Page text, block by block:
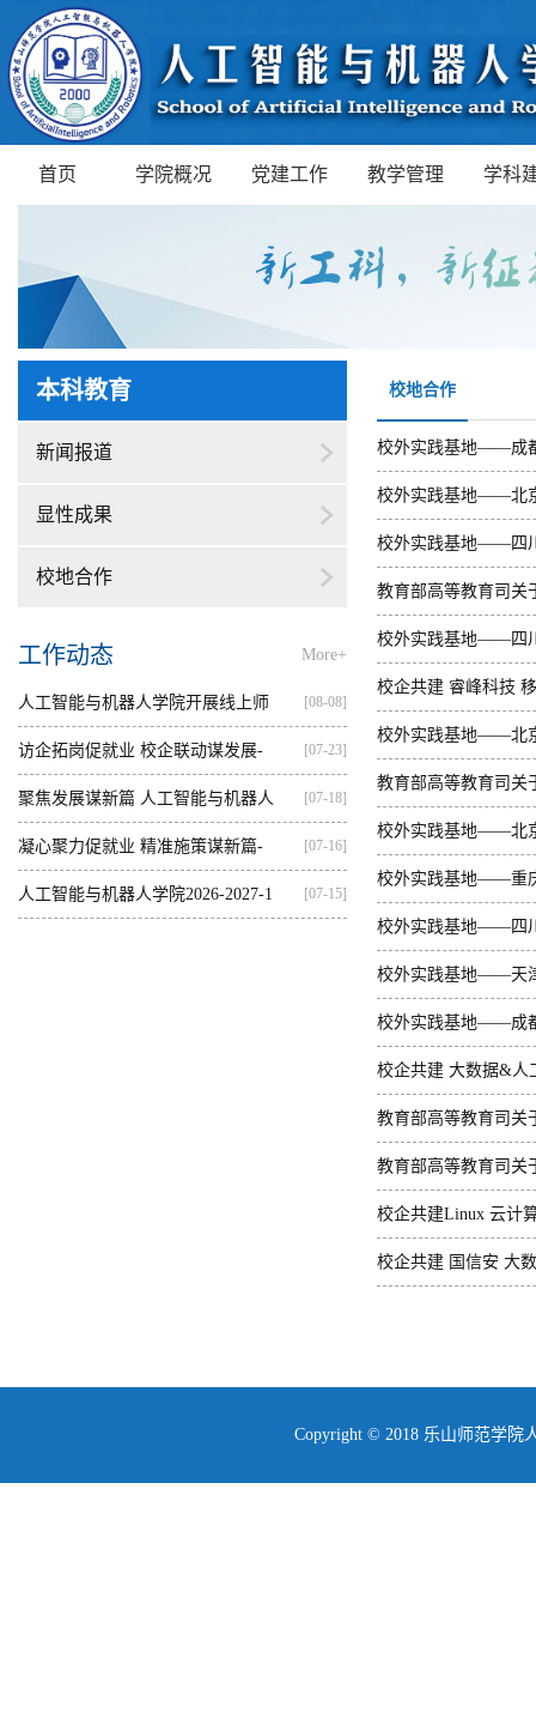
首页 学院概况 党建工作 教学管理 学科
本科教育
新闻报道
显性成果
校地合作
工作动态 More+
人工智能与机器人学院开展线上师
资培训
[08-08]
访企拓岗促就业 校企联动谋发展-
—...
[07-23]
聚焦发展谋新篇 人工智能与机器人
学...
[07-18]
凝心聚力促就业 精准施策谋新篇-
人...
[07-16]
人工智能与机器人学院2026-2027-1 [07-15]
校地合作
校外实践基地——成
校外实践基地——北
校外实践基地——四
教育部高等教育司关
单的函
校外实践基地——四
校企共建 睿峰科技
校外实践基地——北
教育部高等教育司关
单的函
校外实践基地——北
校外实践基地——重
校外实践基地——四
校外实践基地——天
校外实践基地——成
校企共建 大数据&人
教育部高等教育司关
单的函
教育部高等教育司关
单的函
校企共建Linux 云计
校企共建 国信安 大
Copyright © 2018 乐山师范学院